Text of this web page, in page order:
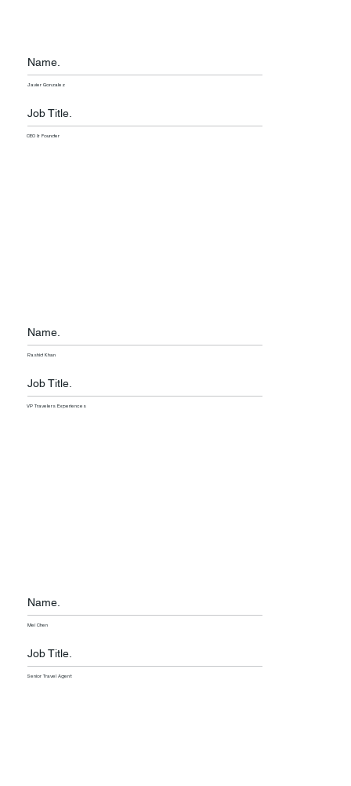
Name.
Javier Gonzalez
Job Title.
CEO & Founder
Name.
Rashid Khan
Job Title.
VP Travelers Experiences
Name.
Mei Chen
Job Title.
Senior Travel Agent